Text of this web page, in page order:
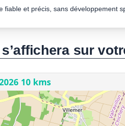
fiable et précis, sans développement
sur